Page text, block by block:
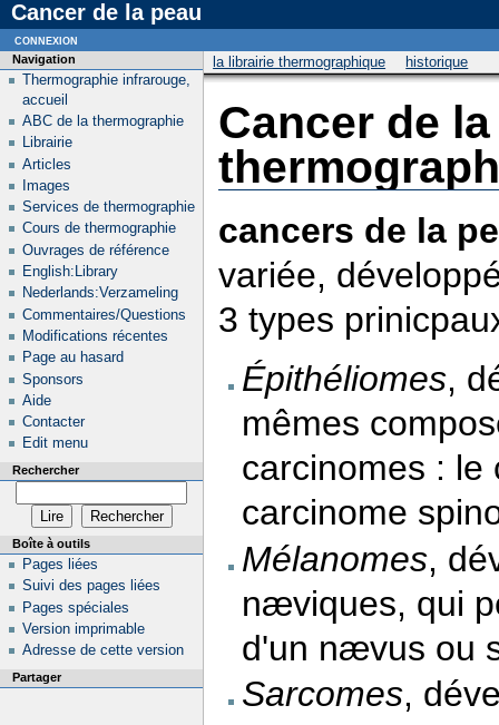
Cancer de la peau
la librairie thermographique historique
Cancer de
cancers de la
variée,
3 types
Épithéliomes,
mêmes
carcinomes : le
carcinome
Mélanomes,
næviques, qui
d'un nævus ou
Sarcomes,
Navigation
Thermographie infrarouge,
accueil
ABC de la thermographie
Librairie
Articles
Images
Services de thermographie
Cours de thermographie
Ouvrages de référence
English:Library
Nederlands:Verzameling
Commentaires/Questions
Modifications récentes
Page au hasard
Sponsors
Aide
Contacter
Edit menu
Rechercher
Boîte à outils
Pages liées
Suivi des pages liées
Pages spéciales
Version imprimable
Adresse de cette version
Partager
connexion